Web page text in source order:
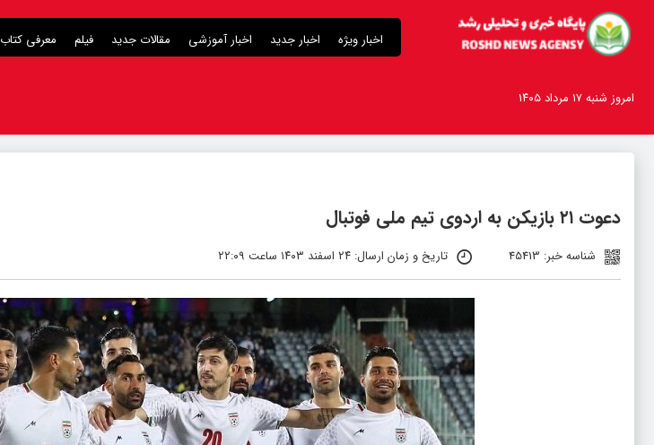
اخبار ویژه اخبار جدید اخبار آموزشی مقالات جدید فیلم معرفی کتاب
امروز شنبه ۱۷ مرداد ۱۴۰۵
دعوت ۲۱ بازیکن به اردوی تیم ملی فوتبال
شناسه خبر: 45413 تاریخ و زمان ارسال: ۲۴ اسفند ۱۴۰۳ ساعت ۲۲:۰۹